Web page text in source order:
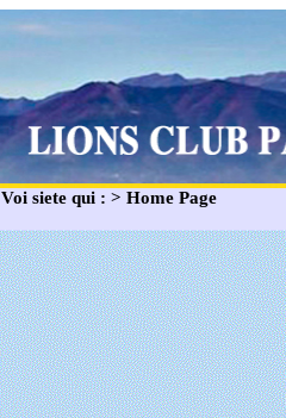
Voi siete qui : > Home Page